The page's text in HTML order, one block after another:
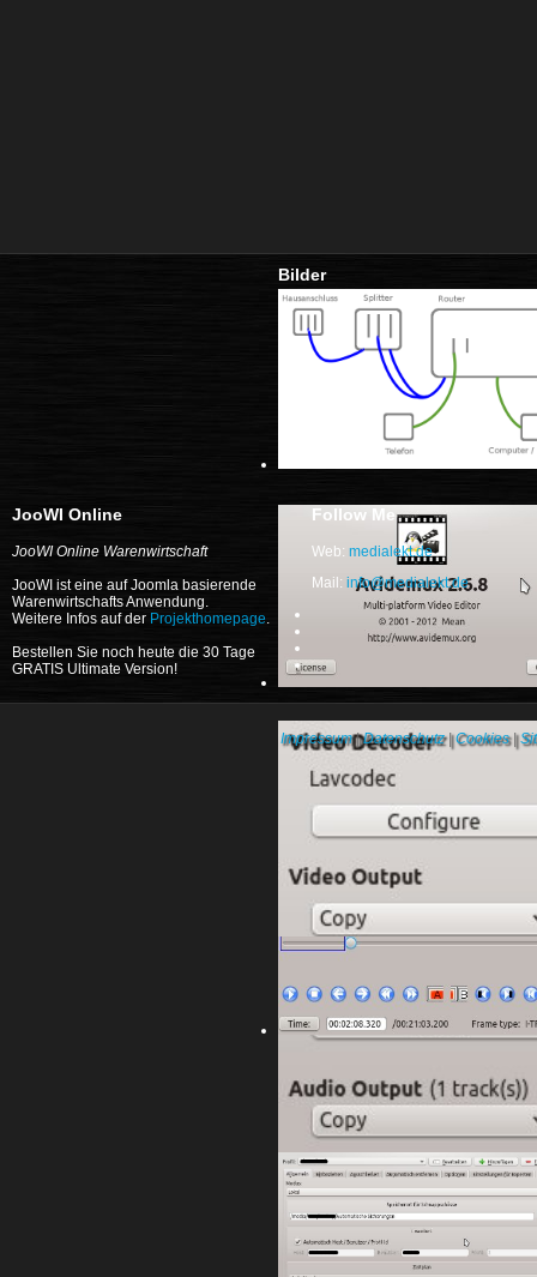
Bilder
JooWI Online
JooWI Online Warenwirtschaft
JooWI ist eine auf Joomla basierende
Warenwirtschafts Anwendung.
Weitere Infos auf der Projekthomepage.
Bestellen Sie noch heute die 30 Tage
GRATIS Ultimate Version!
Follow Me
Web: medialekt.de
Mail:
Impressum|Datenschutz|Cookies|